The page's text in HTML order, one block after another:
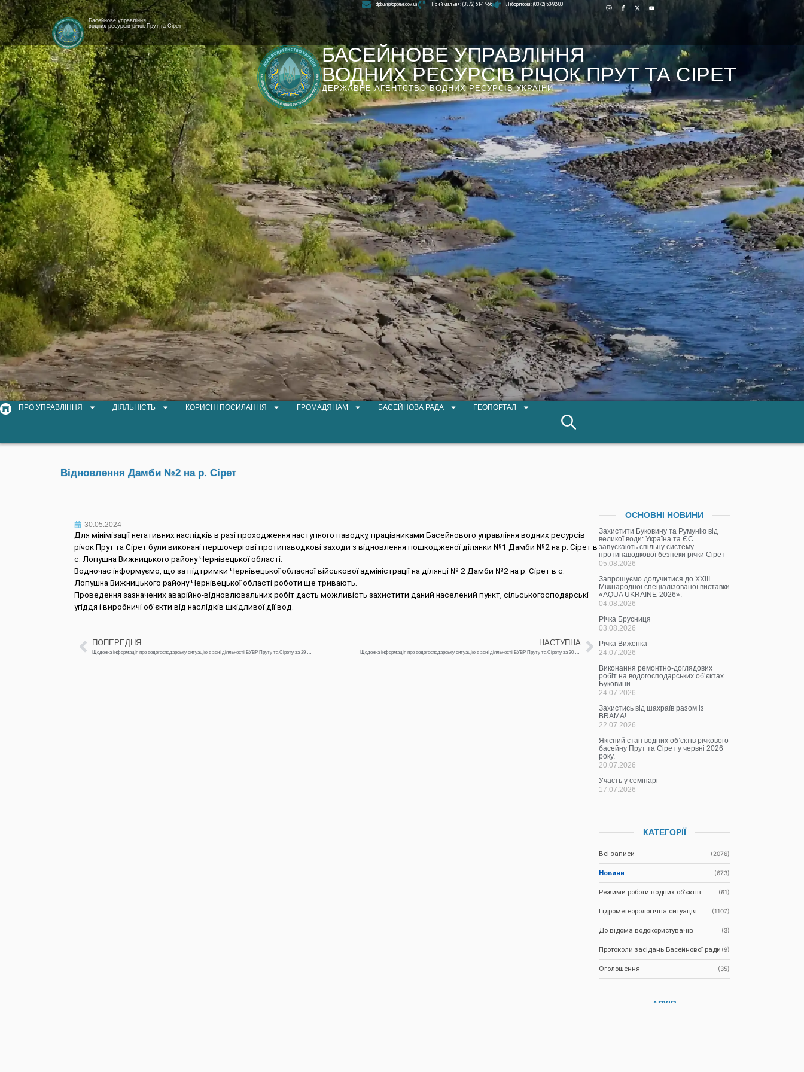
[newyear_garland]
Басейнове управління
водних ресурсів річок Прут та Сірет
Лабораторія: (0372) 53-92-00
dpbuvr@dpbuvr.gov.ua Приймальня: (0372) 51-14-56
БАСЕЙНОВЕ УПРАВЛІННЯ
ВОДНИХ РЕСУРСІВ РІЧОК ПРУТ ТА СІРЕТ
ДЕРЖАВНЕ АГЕНТСТВО ВОДНИХ РЕСУРСІВ УКРАЇНИ
ПРО УПРАВЛІННЯ ДІЯЛЬНІСТЬ КОРИСНІ ПОСИЛАННЯ ГРОМАДЯНАМ БАСЕЙНОВА РАДА ГЕОПОРТАЛ
Відновлення Дамби №2 на р. Сірет
30.05.2024
Для мінімізації негативних наслідків в разі проходження наступного паводку, працівниками Басейнового управління водних ресурсів
річок Прут та Сірет були виконані першочергові протипаводкові заходи з відновлення пошкодженої ділянки №1 Дамби №2 на р. Сірет в
с. Лопушна Вижницького району Чернівецької області.
Водночас інформуємо, що за підтримки Чернівецької обласної військової адміністрації на ділянці № 2 Дамби №2 на р. Сірет в с.
Лопушна Вижницького району Чернівецької області роботи ще тривають.
Проведення зазначених аварійно-відновлювальних робіт дасть можливість захистити даний населений пункт, сільськогосподарські
угіддя і виробничі об’єкти від наслідків шкідливої дії вод.
ПОПЕРЕДНЯ
Щоденна інформація про водогосподарську ситуацію в зоні діяльності БУВР Пруту та Сірету за 29 травня 2024 р.
НАСТУПНА
Щоденна інформація про водогосподарську ситуацію в зоні діяльності БУВР Пруту та Сірету за 30 травня 2024 р.
ОСНОВНІ НОВИНИ
Захистити Буковину та Румунію від
великої води: Україна та ЄС
запускають спільну систему
протипаводкової безпеки річки Сірет
05.08.2026
Запрошуємо долучитися до ХХІІІ
Міжнародної спеціалізованої виставки
«AQUA UKRAINE-2026».
04.08.2026
Річка Брусниця
03.08.2026
Річка Виженка
24.07.2026
Виконання ремонтно-доглядових
робіт на водогосподарських об’єктах
Буковини
24.07.2026
Захистись від шахраїв разом із
BRAMA!
22.07.2026
Якісний стан водних об’єктів річкового
басейну Прут та Сірет у червні 2026
року.
20.07.2026
Участь у семінарі
17.07.2026
КАТЕГОРІЇ
Всі записи (2076)
Новини (673)
Режими роботи водних об’єктів (61)
Гідрометеорологічна ситуація (1107)
До відома водокористувачів (3)
Протоколи засідань Басейнової ради (9)
Оголошення (35)
АРХІВ